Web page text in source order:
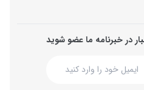
در خبرنامه ما عضو شوید